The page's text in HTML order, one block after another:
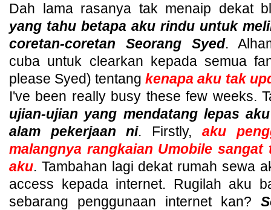
Dah lama rasanya tak menaip dekat
yang tahu betapa aku rindu untuk
coretan-coretan Seorang Syed.
cuba untuk clearkan kepada semua
please Syed) tentangkenapa aku tak
I've been really busy these few weeks.
ujian-ujian yang mendatang lepas
alam pekerjaan ni. Firstly, aku
malangnya rangkaian Umobile
aku. Tambahan lagi dekat rumah sewa
access kepada internet. Rugilah aku
sebarang penggunaan internet kan?